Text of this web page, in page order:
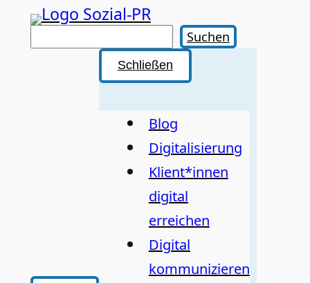
Inhalt
Suchen
Schließen
Blog
Digitalisierung
Klient*innen
digital
erreichen
Digital
kommunizieren